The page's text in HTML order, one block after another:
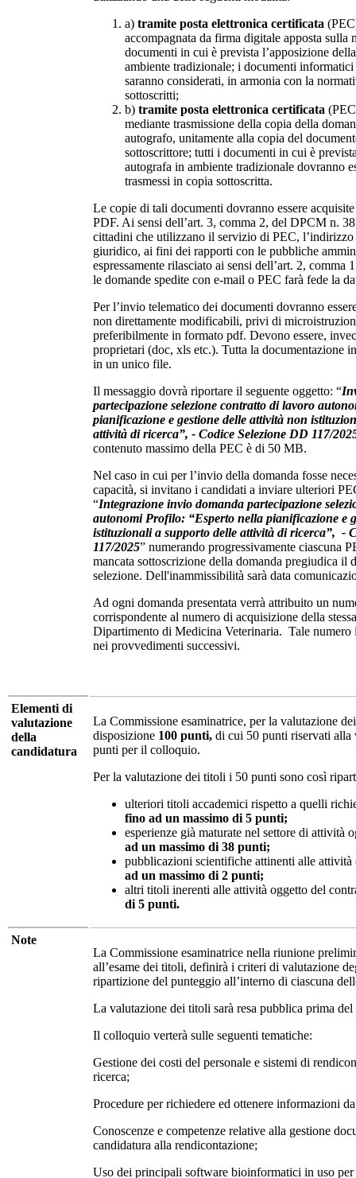
a) tramite posta elettronica certificata
accompagnata da firma digitale apposta sulla
documenti in cui è prevista l’apposizione
ambiente tradizionale; i documenti
saranno considerati, in armonia con la
sottoscritti;
b) tramite posta elettronica certificata
mediante trasmissione della copia della
autografo, unitamente alla copia del
sottoscrittore; tutti i documenti in cui è
autografa in ambiente tradizionale dovranno
trasmessi in copia sottoscritta.
Le copie di tali documenti dovranno essere
PDF. Ai sensi dell’art. 3, comma 2, del DPCM n.
cittadini che utilizzano il servizio di PEC,
giuridico, ai fini dei rapporti con le pubbliche
espressamente rilasciato ai sensi dell’art. 2, comma
le domande spedite con e-mail o PEC farà fede la
Per l’invio telematico dei documenti dovranno
non direttamente modificabili, privi di
preferibilmente in formato pdf. Devono essere,
proprietari (doc, xls etc.). Tutta la documentazione
in un unico file.
Il messaggio dovrà riportare il seguente oggetto: “
partecipazione selezione contratto di lavoro
pianificazione e gestione delle attività non
attività di ricerca”, - Codice Selezione DD 117/
contenuto massimo della PEC è di 50 MB.
Nel caso in cui per l’invio della domanda fosse
capacità, si invitano i candidati a inviare ulteriori
“Integrazione invio domanda partecipazione
autonomi Profilo: “Esperto nella pianificazione e
istituzionali a supporto delle attività di ricerca”, -
117/2025” numerando progressivamente ciascuna
mancata sottoscrizione della domanda pregiudica il
selezione. Dell'inammissibilità sarà data
Ad ogni domanda presentata verrà attribuito un
corrispondente al numero di acquisizione della
Dipartimento di Medicina Veterinaria. Tale numero
nei provvedimenti successivi.
Elementi di
valutazione
della
candidatura
La Commissione esaminatrice, per la valutazione
disposizione 100 punti, di cui 50 punti riservati alla
punti per il colloquio.
Per la valutazione dei titoli i 50 punti sono così
ulteriori titoli accademici rispetto a quelli
fino ad un massimo di 5 punti;
esperienze già maturate nel settore di attività
ad un massimo di 38 punti;
pubblicazioni scientifiche attinenti alle
ad un massimo di 2 punti;
altri titoli inerenti alle attività oggetto del
di 5 punti.
Note
La Commissione esaminatrice nella riunione
all’esame dei titoli, definirà i criteri di valutazione
ripartizione del punteggio all’interno di ciascuna
La valutazione dei titoli sarà resa pubblica prima
Il colloquio verterà sulle seguenti tematiche:
Gestione dei costi del personale e sistemi di
ricerca;
Procedure per richiedere ed ottenere informazioni
Conoscenze e competenze relative alla gestione
candidatura alla rendicontazione;
Uso dei principali software bioinformatici in uso